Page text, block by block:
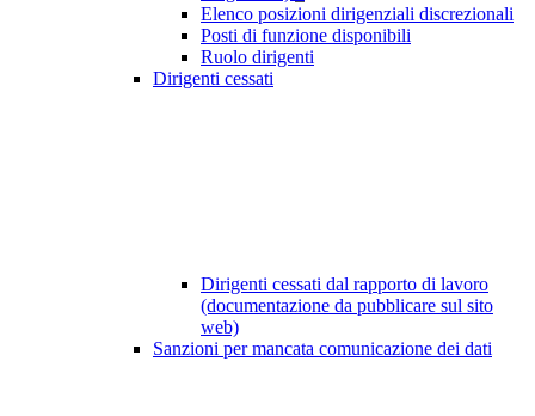
Elenco posizioni dirigenziali discrezionali
Posti di funzione disponibili
Ruolo dirigenti
Dirigenti cessati
Dirigenti cessati dal rapporto di lavoro
(documentazione da pubblicare sul sito
web)
Sanzioni per mancata comunicazione dei dati